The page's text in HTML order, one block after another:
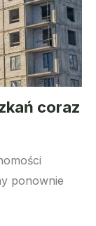
coraz
ponownie